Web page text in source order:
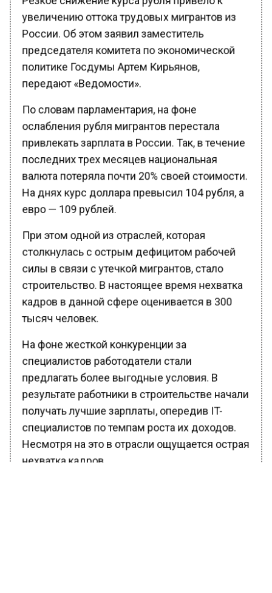
увеличению оттока трудовых мигрантов из
России. Об этом заявил заместитель
председателя комитета по экономической
политике Госдумы Артем Кирьянов,
передают «Ведомости».
По словам парламентария, на фоне
ослабления рубля мигрантов перестала
привлекать зарплата в России. Так, в течение
последних трех месяцев национальная
валюта потеряла почти 20% своей стоимости.
На днях курс доллара превысил 104 рубля, а
евро — 109 рублей.
При этом одной из отраслей, которая
столкнулась с острым дефицитом рабочей
силы в связи с утечкой мигрантов, стало
строительство. В настоящее время нехватка
кадров в данной сфере оценивается в 300
тысяч человек.
На фоне жесткой конкуренции за
специалистов работодатели стали
предлагать более выгодные условия. В
результате работники в строительстве начали
получать лучшие зарплаты, опередив IT-
специалистов по темпам роста их доходов.
Несмотря на это в отрасли ощущается острая
нехватка кадров.